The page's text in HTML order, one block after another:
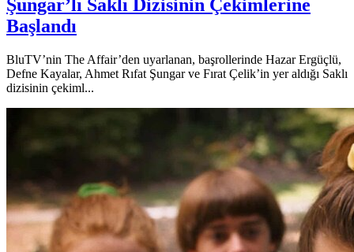
Şungar’lı Saklı Dizisinin Çekimlerine
Başlandı
BluTV’nin The Affair’den uyarlanan, başrollerinde Hazar Ergüçlü,
Defne Kayalar, Ahmet Rıfat Şungar ve Fırat Çelik’in yer aldığı Saklı
dizisinin çekiml...